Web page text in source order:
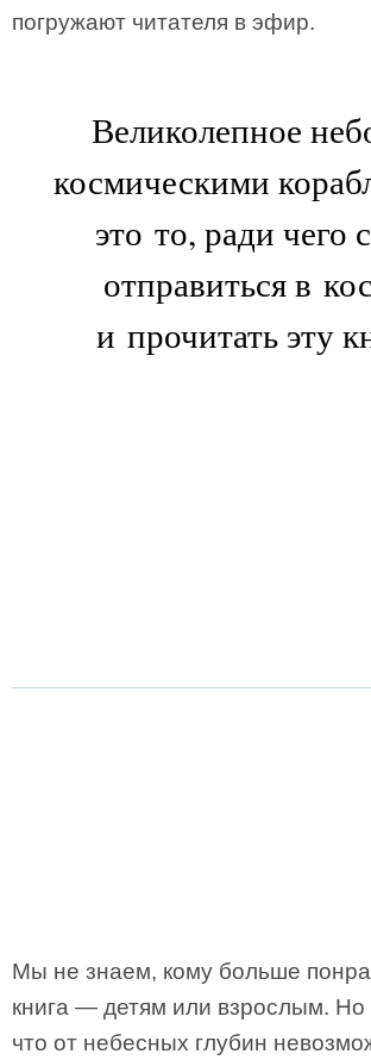
погружают читателя в эфир.
Великолепное
космическими
это то, ради чего
отправиться в
и прочитать эту
Мы не знаем, кому больше
книга — детям или взрослым.
что от небесных глубин